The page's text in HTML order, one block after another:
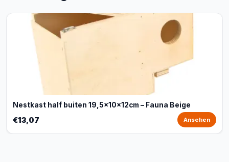
Nestkast half buiten 19,5x10x12cm – Fauna Beige
€13,07 Ansehen